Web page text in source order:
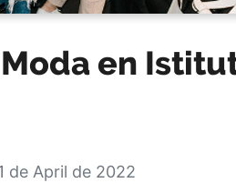
en
de April de 2022